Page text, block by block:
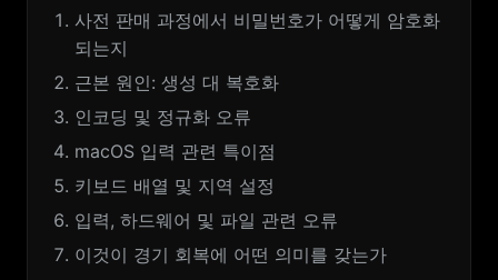
사전 판매 과정에서 비밀번호가 어떻게 암호화
되는지
근본 원인: 생성 대 복호화
인코딩 및 정규화 오류
macOS 입력 관련 특이점
키보드 배열 및 지역 설정
입력, 하드웨어 및 파일 관련 오류
이것이 경기 회복에 어떤 의미를 갖는가